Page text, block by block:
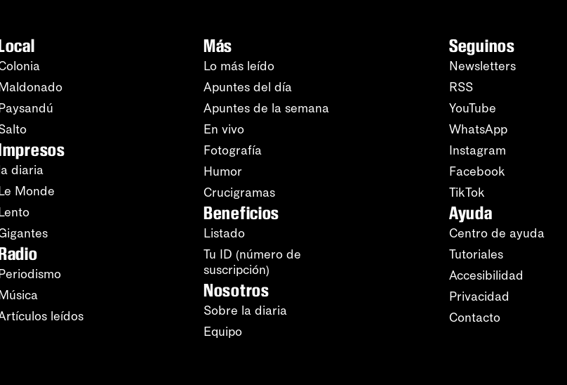
diaria
Monde
leídos
Más
Lo más leído
Apuntes del día
Apuntes de la semana
En vivo
Fotografía
Humor
Crucigramas
Beneficios
Listado
Tu ID (número de
suscripción)
Nosotros
Sobre la diaria
Equipo
Seguinos
Newsletters
RSS
YouTube
WhatsApp
Instagram
Facebook
TikTok
Ayuda
Centro de ayuda
Tutoriales
Accesibilidad
Privacidad
Contacto